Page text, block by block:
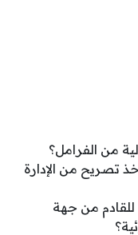
من الفرامل؟
تصريح من الإدارة
للقادم من جهة